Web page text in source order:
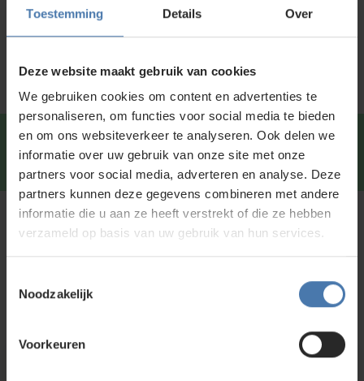
Toestemming Details Over
Deze website maakt gebruik van cookies
We gebruiken cookies om content en advertenties te
personaliseren, om functies voor social media te bieden
en om ons websiteverkeer te analyseren. Ook delen we
informatie over uw gebruik van onze site met onze
partners voor social media, adverteren en analyse. Deze
partners kunnen deze gegevens combineren met andere
informatie die u aan ze heeft verstrekt of die ze hebben
verzameld op basis van uw gebruik van hun services.
Noodzakelijk
Voorkeuren
Service en kalibratie
Snel en direct contact? We beantwoorden je vragen
graag via Whatsapp.
Kunt u niet vinden wat u zoekt?
Neem contact met ons op of of bezoek onze showroom in
ons assortiment aan
, meetinstrumenten en
accessoires.